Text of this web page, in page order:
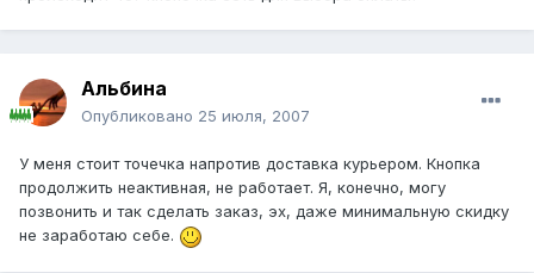
Альбина
Опубликовано 25 июля, 2007
У меня стоит точечка напротив доставка курьером. Кнопка
продолжить неактивная, не работает. Я, конечно, могу
позвонить и так сделать заказ, эх, даже минимальную скидку
не заработаю себе.